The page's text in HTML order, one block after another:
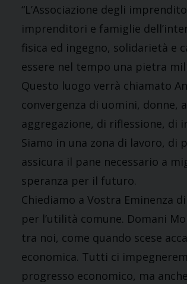
“L’Associazione degli
imprenditori e famiglie
fisica ed ingegno, solidarietà e
essere nel tempo una pietra
Questo luogo verrà chiamato
convergenza di uomini, donne,
aggregazione, di riflessione, di
Siamo in una zona di lavoro,
assicura il pane necessario a
speranza per il futuro.
Chiediamo a Vostra Eminenza
per l’utilità comune. Domani
tra noi, come quando scese
economica. Tutti ci
progresso economico, ma